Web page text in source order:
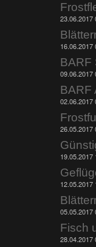
23.06.2017
16.06.2017
09.06.2017
02.06.2017
26.05.2017
19.05.2017
12.05.2017
05.05.2017
Fisch
28.04.2017